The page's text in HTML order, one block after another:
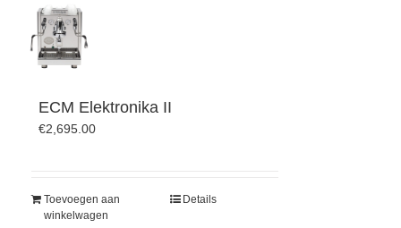
ECM Elektronika II
€2,695.00
Toevoegen aan
winkelwagen
Details